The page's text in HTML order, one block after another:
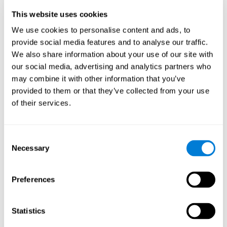
This website uses cookies
We use cookies to personalise content and ads, to
provide social media features and to analyse our traffic.
We also share information about your use of our site with
our social media, advertising and analytics partners who
may combine it with other information that you’ve
provided to them or that they’ve collected from your use
of their services.
Selection
Necessary
Preferences
Statistics
реакции - в качестве межсубъектной переменной. Для
сравнения различий между здоровыми участниками и
участниками, страдающими бессонницей, использовался t-
Критерий Стьюдента. И, наконец, в качестве
непараметрического критерия использовался критерий хи-
квадрат.
Результаты и выводы
Было проверено, чтобы обе группы участников были
снотворного и компьютерным навыкам. Также не было
различий в общей продолжительности сна, хотя
наблюдались значительные различия в эффективности сна,
когнитивного состояния, были выявлены существенные
p<.007],интеграции двумерных заданий (визуальных и
времени реакции